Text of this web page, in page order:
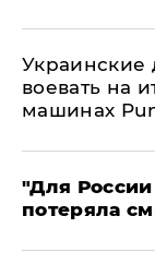
Украинские
воевать на
машинах
"Для
потеряла